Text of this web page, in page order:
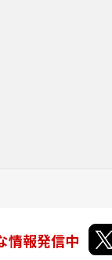
情報発信中